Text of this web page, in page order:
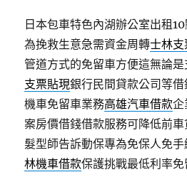
日本包車特色內湖辦公室出租
為挽救生意急需資金周轉士林
管道方式的免留車方便這無論是
支票貼現銀行民間貸款公司等
機車免留車業務高雄汽車借款企
案房價借錢借款服務可降低前
髮型師告訴動保專為免保人免
林機車借款保護挑戰最低利率